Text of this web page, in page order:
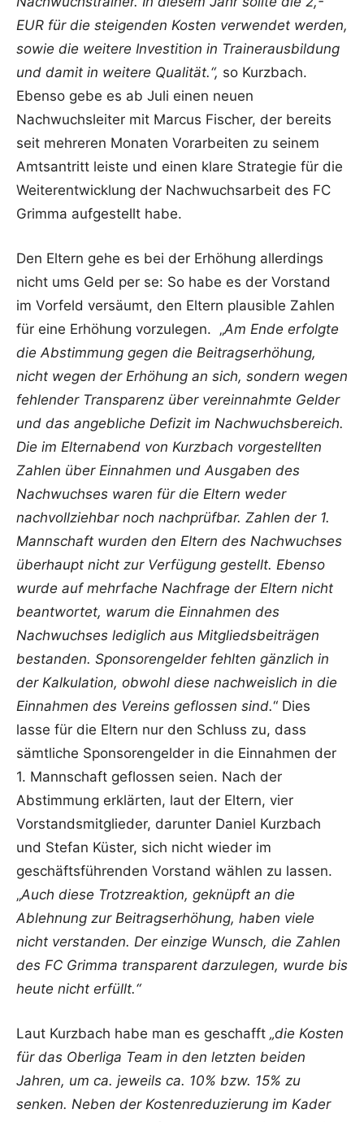
EUR für die steigenden Kosten verwendet werden,
sowie die weitere Investition in Trainerausbildung
und damit in weitere Qualität.“, so Kurzbach.
Ebenso gebe es ab Juli einen neuen
Nachwuchsleiter mit Marcus Fischer, der bereits
seit mehreren Monaten Vorarbeiten zu seinem
Amtsantritt leiste und einen klare Strategie für die
Weiterentwicklung der Nachwuchsarbeit des FC
Grimma aufgestellt habe.
Den Eltern gehe es bei der Erhöhung allerdings
nicht ums Geld per se: So habe es der Vorstand
im Vorfeld versäumt, den Eltern plausible Zahlen
für eine Erhöhung vorzulegen. „Am Ende erfolgte
die Abstimmung gegen die Beitragserhöhung,
nicht wegen der Erhöhung an sich, sondern wegen
fehlender Transparenz über vereinnahmte Gelder
und das angebliche Defizit im Nachwuchsbereich.
Die im Elternabend von Kurzbach vorgestellten
Zahlen über Einnahmen und Ausgaben des
Nachwuchses waren für die Eltern weder
nachvollziehbar noch nachprüfbar. Zahlen der 1.
Mannschaft wurden den Eltern des Nachwuchses
überhaupt nicht zur Verfügung gestellt. Ebenso
wurde auf mehrfache Nachfrage der Eltern nicht
beantwortet, warum die Einnahmen des
Nachwuchses lediglich aus Mitgliedsbeiträgen
bestanden. Sponsorengelder fehlten gänzlich in
der Kalkulation, obwohl diese nachweislich in die
Einnahmen des Vereins geflossen sind.“ Dies
lasse für die Eltern nur den Schluss zu, dass
sämtliche Sponsorengelder in die Einnahmen der
1. Mannschaft geflossen seien. Nach der
Abstimmung erklärten, laut der Eltern, vier
Vorstandsmitglieder, darunter Daniel Kurzbach
und Stefan Küster, sich nicht wieder im
geschäftsführenden Vorstand wählen zu lassen.
„Auch diese Trotzreaktion, geknüpft an die
Ablehnung zur Beitragserhöhung, haben viele
nicht verstanden. Der einzige Wunsch, die Zahlen
des FC Grimma transparent darzulegen, wurde bis
heute nicht erfüllt.“
Laut Kurzbach habe man es geschafft „die Kosten
für das Oberliga Team in den letzten beiden
Jahren, um ca. jeweils ca. 10% bzw. 15% zu
senken. Neben der Kostenreduzierung im Kader